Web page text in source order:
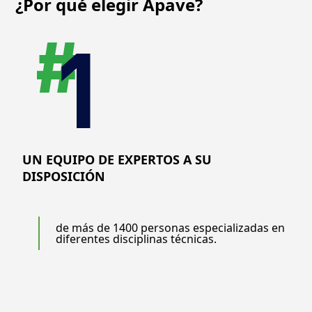
UN EQUIPO DE EXPERTOS A SU
DISPOSICIÓN
de más de 1400 personas especializadas en
diferentes disciplinas técnicas.